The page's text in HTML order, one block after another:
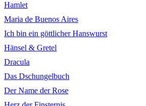
Hamlet
Maria de Buenos Aires
Ich bin ein göttlicher Hanswurst
Hänsel & Gretel
Dracula
Das Dschungelbuch
Der Name der Rose